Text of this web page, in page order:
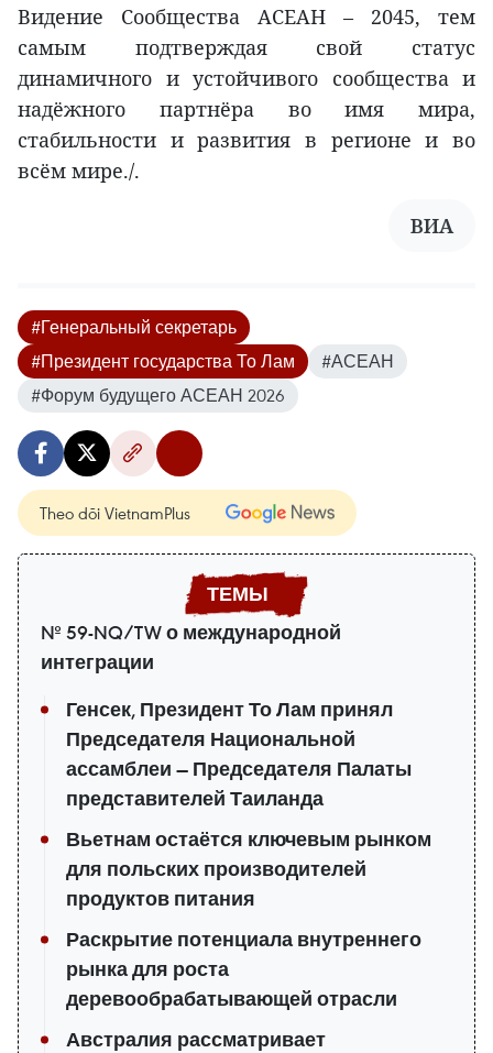
Видение Сообщества АСЕАН – 2045, тем
самым подтверждая свой статус
динамичного и устойчивого сообщества и
надёжного партнёра во имя мира,
стабильности и развития в регионе и во
всём мире./.
ВИА
#Генеральный секретарь
#Президент государства То Лам
#АСЕАН
#Форум будущего АСЕАН 2026
Theo dõi VietnamPlus
№ 59-NQ/TW о международной
интеграции
Генсек, Президент То Лам принял
Председателя Национальной
ассамблеи — Председателя Палаты
представителей Таиланда
Вьетнам остаётся ключевым рынком
для польских производителей
продуктов питания
Раскрытие потенциала внутреннего
рынка для роста
деревообрабатывающей отрасли
Австралия рассматривает